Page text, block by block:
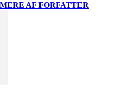
MERE AF FORFATTER